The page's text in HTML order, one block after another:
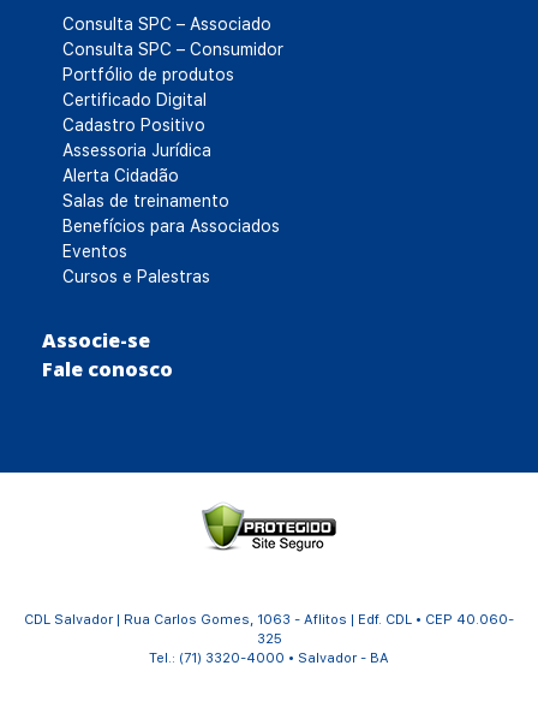
Consulta SPC – Associado
Consulta SPC – Consumidor
Portfólio de produtos
Certificado Digital
Cadastro Positivo
Assessoria Jurídica
Alerta Cidadão
Salas de treinamento
Benefícios para Associados
Eventos
Cursos e Palestras
Associe-se
Fale conosco
CDL Salvador | Rua Carlos Gomes, 1063 - Aflitos | Edf. CDL • CEP 40.060-
325
Tel.: (71) 3320-4000 • Salvador - BA